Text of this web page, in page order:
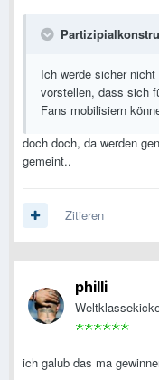
Ich werde sicher
vorstellen, dass sich
Fans mobilisiern
doch doch, da werden
gemeint..
Zitieren
philli
ich galub das ma